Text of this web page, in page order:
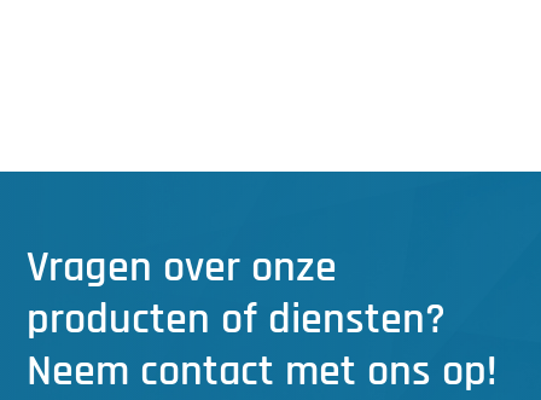
Vragen over onze
producten of diensten?
Neem contact met ons op!